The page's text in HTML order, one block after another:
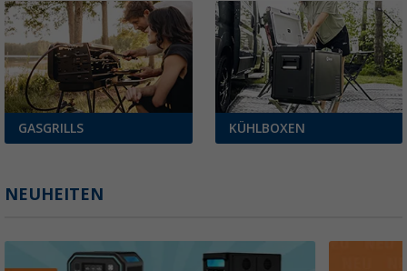
GASGRILLS KÜHLBOXEN
NEUHEITEN